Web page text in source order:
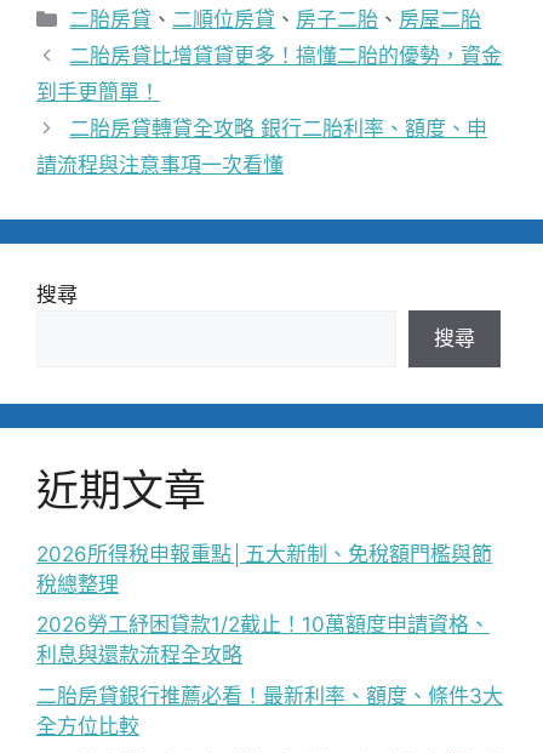
分
類
二胎房貸 、 二順位房貸 、 房子二胎 、 房屋二胎
二胎房貸比增貸貸更多！搞懂二胎的優勢，資金
到手更簡單！
二胎房貸轉貸全攻略 銀行二胎利率、額度、申
請流程與注意事項一次看懂
搜尋
搜尋
近期文章
2026所得稅申報重點│五大新制、免稅額門檻與節
稅總整理
2026勞工紓困貸款1/2截止！10萬額度申請資格、
利息與還款流程全攻略
二胎房貸銀行推薦必看！最新利率、額度、條件3大
全方位比較